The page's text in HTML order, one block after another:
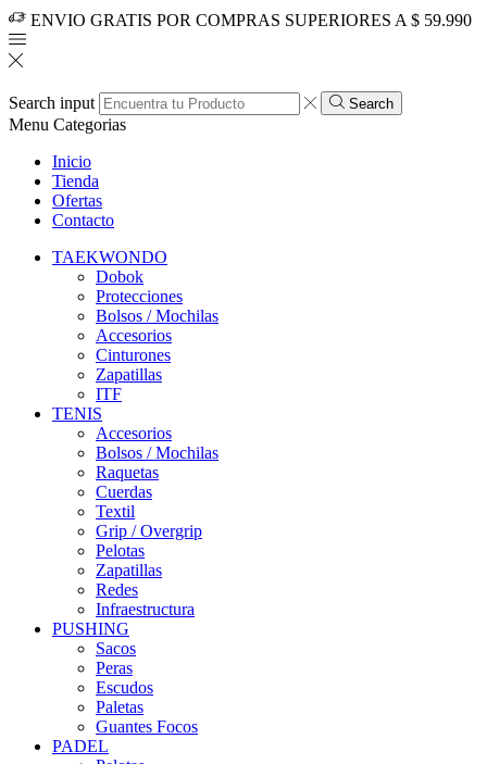
ENVIO GRATIS POR COMPRAS SUPERIORES A $ 59.990
Search input Search
Menu Categorias
Inicio
Tienda
Ofertas
Contacto
TAEKWONDO
Dobok
Protecciones
Bolsos / Mochilas
Accesorios
Cinturones
Zapatillas
ITF
TENIS
Accesorios
Bolsos / Mochilas
Raquetas
Cuerdas
Textil
Grip / Overgrip
Pelotas
Zapatillas
Redes
Infraestructura
PUSHING
Sacos
Peras
Escudos
Paletas
Guantes Focos
PADEL